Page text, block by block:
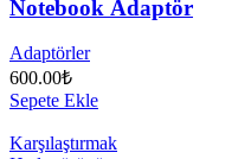
Notebook Adaptör
Adaptörler
600.00₺
Sepete Ekle
Karşılaştırmak